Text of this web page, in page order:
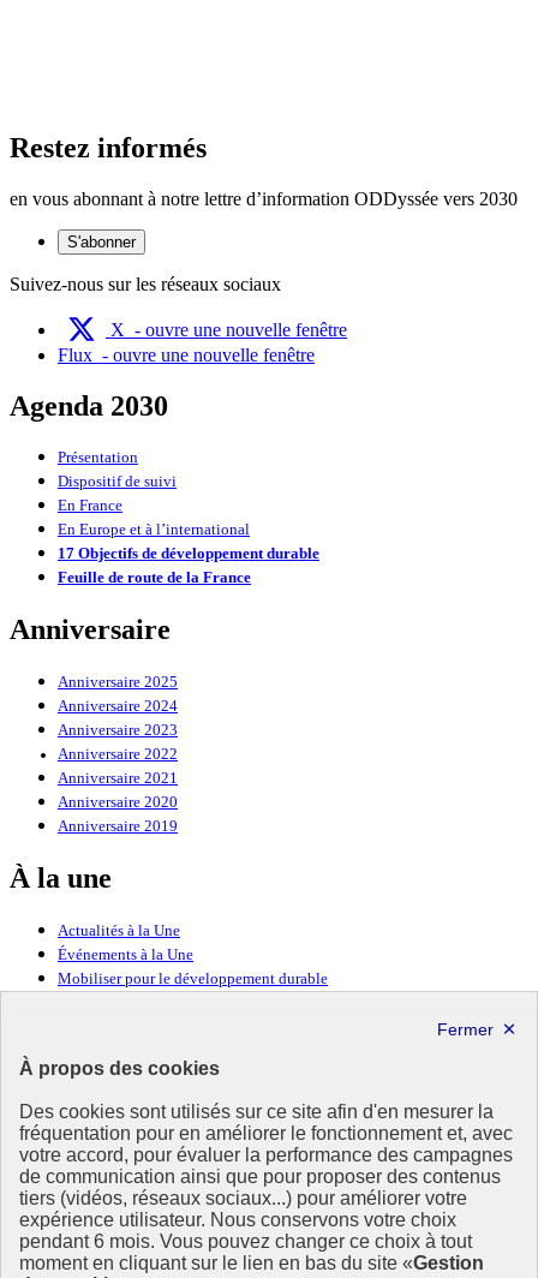
À propos des cookies
Des cookies sont utilisés sur ce site afin d'en mesurer la
fréquentation pour en améliorer le fonctionnement et, avec
votre accord, pour évaluer la performance des campagnes
de communication ainsi que pour proposer des contenus
tiers (vidéos, réseaux sociaux...) pour améliorer votre
expérience utilisateur. Nous conservons votre choix
pendant 6 mois. Vous pouvez changer ce choix à tout
moment en cliquant sur le lien en bas du site «Gestion
Restez informés
en vous abonnant à notre lettre d’information ODDyssée vers 2030
S'abonner
Suivez-nous sur les réseaux sociaux
X - ouvre une nouvelle fenêtre
Flux - ouvre une nouvelle fenêtre
Agenda 2030
Présentation
Dispositif de suivi
En France
En Europe et à l’international
17 Objectifs de développement durable
Feuille de route de la France
Anniversaire
Anniversaire 2025
Anniversaire 2024
Anniversaire 2023
Anniversaire 2022
Anniversaire 2021
Anniversaire 2020
Anniversaire 2019
À la une
Actualités à la Une
Événements à la Une
Mobiliser pour le développement durable
Ressources
Ressources
La Méth’ODD
Gouvernement
Ce site propose l’information de référence concernant l’Agenda
2030 et la feuille de route de la France. Il valorise la mobilisation de